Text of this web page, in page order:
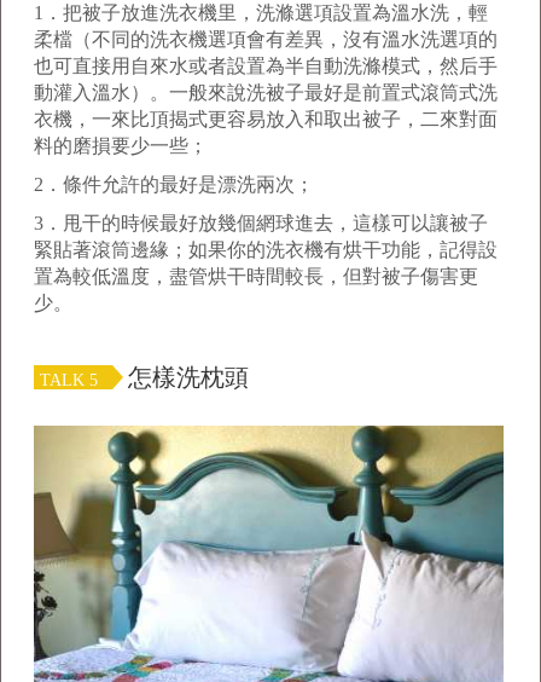
1 ．把被子放進洗衣機里，洗滌選項設置為溫水洗，輕
柔檔（不同的洗衣機選項會有差異，沒有溫水洗選項的
也可直接用自來水或者設置為半自動洗滌模式，然后手
動灌入溫水）。一般來說洗被子最好是前置式滾筒式洗
衣機，一來比頂揭式更容易放入和取出被子，二來對面
料的磨損要少一些；
2 ．條件允許的最好是漂洗兩次；
3 ．甩干的時候最好放幾個網球進去，這樣可以讓被子
緊貼著滾筒邊緣；如果你的洗衣機有烘干功能，記得設
置為較低溫度，盡管烘干時間較長，但對被子傷害更
少。
TALK 5 怎樣洗枕頭